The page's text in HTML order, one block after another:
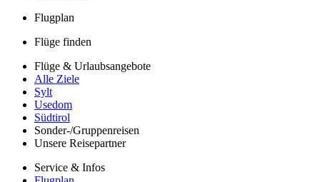
Flugplan
Flüge finden
Flüge & Urlaubsangebote
Alle Ziele
Sylt
Usedom
Südtirol
Sonder-/Gruppenreisen
Unsere Reisepartner
Service & Infos